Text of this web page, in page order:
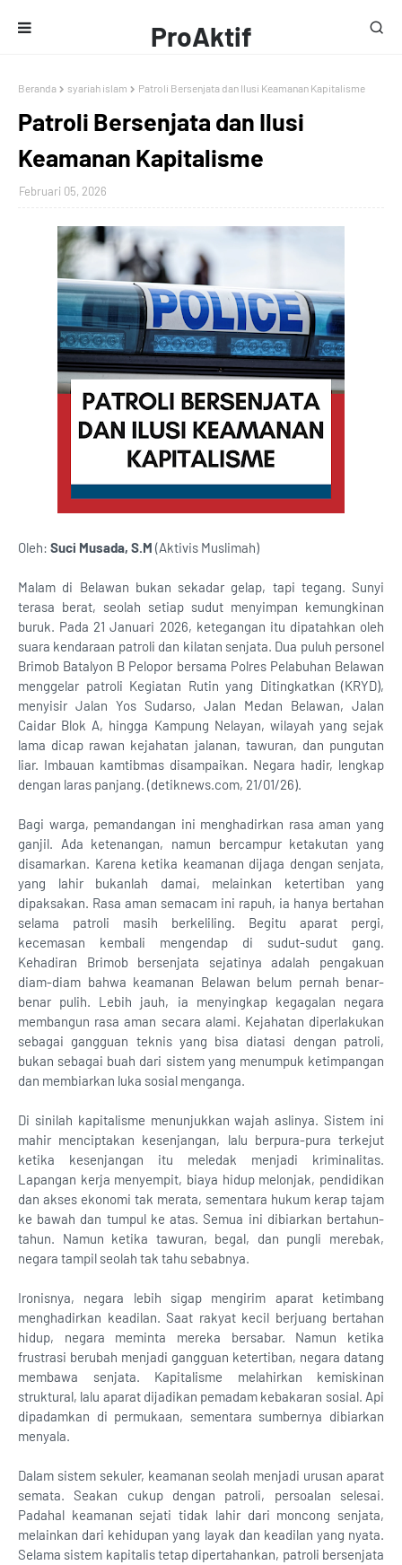
ProAktif
Media
Beranda syariah islam Patroli Bersenjata dan Ilusi Keamanan Kapitalisme
Patroli Bersenjata dan Ilusi
Keamanan Kapitalisme
Februari 05, 2026
Oleh: Suci Musada, S.M (Aktivis Muslimah)
Malam di Belawan bukan sekadar gelap, tapi tegang. Sunyi
terasa berat, seolah setiap sudut menyimpan kemungkinan
buruk. Pada 21 Januari 2026, ketegangan itu dipatahkan oleh
suara kendaraan patroli dan kilatan senjata. Dua puluh personel
Brimob Batalyon B Pelopor bersama Polres Pelabuhan Belawan
menggelar patroli Kegiatan Rutin yang Ditingkatkan (KRYD),
menyisir Jalan Yos Sudarso, Jalan Medan Belawan, Jalan
Caidar Blok A, hingga Kampung Nelayan, wilayah yang sejak
lama dicap rawan kejahatan jalanan, tawuran, dan pungutan
liar. Imbauan kamtibmas disampaikan. Negara hadir, lengkap
dengan laras panjang. (detiknews.com, 21/01/26).
Bagi warga, pemandangan ini menghadirkan rasa aman yang
ganjil. Ada ketenangan, namun bercampur ketakutan yang
disamarkan. Karena ketika keamanan dijaga dengan senjata,
yang lahir bukanlah damai, melainkan ketertiban yang
dipaksakan. Rasa aman semacam ini rapuh, ia hanya bertahan
selama patroli masih berkeliling. Begitu aparat pergi,
kecemasan kembali mengendap di sudut-sudut gang.
Kehadiran Brimob bersenjata sejatinya adalah pengakuan
diam-diam bahwa keamanan Belawan belum pernah benar-
benar pulih. Lebih jauh, ia menyingkap kegagalan negara
membangun rasa aman secara alami. Kejahatan diperlakukan
sebagai gangguan teknis yang bisa diatasi dengan patroli,
bukan sebagai buah dari sistem yang menumpuk ketimpangan
dan membiarkan luka sosial menganga.
Di sinilah kapitalisme menunjukkan wajah aslinya. Sistem ini
mahir menciptakan kesenjangan, lalu berpura-pura terkejut
ketika kesenjangan itu meledak menjadi kriminalitas.
Lapangan kerja menyempit, biaya hidup melonjak, pendidikan
dan akses ekonomi tak merata, sementara hukum kerap tajam
ke bawah dan tumpul ke atas. Semua ini dibiarkan bertahun-
tahun. Namun ketika tawuran, begal, dan pungli merebak,
negara tampil seolah tak tahu sebabnya.
Ironisnya, negara lebih sigap mengirim aparat ketimbang
menghadirkan keadilan. Saat rakyat kecil berjuang bertahan
hidup, negara meminta mereka bersabar. Namun ketika
frustrasi berubah menjadi gangguan ketertiban, negara datang
membawa senjata. Kapitalisme melahirkan kemiskinan
struktural, lalu aparat dijadikan pemadam kebakaran sosial. Api
dipadamkan di permukaan, sementara sumbernya dibiarkan
menyala.
Dalam sistem sekuler, keamanan seolah menjadi urusan aparat
semata. Seakan cukup dengan patroli, persoalan selesai.
Padahal keamanan sejati tidak lahir dari moncong senjata,
melainkan dari kehidupan yang layak dan keadilan yang nyata.
Selama sistem kapitalis tetap dipertahankan, patroli bersenjata